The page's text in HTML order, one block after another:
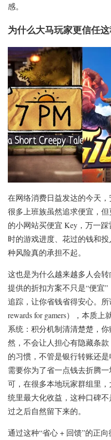
感。
为什么大马玩家更信任
在网络消费日益发达的今天
很多上班族虽然追求便宜，
的小网站买便宜 Key，万一
时的游戏进度、花过的钱和
种风险真的承担不起。
这也是为什么越来越多人会
提供的折扣方案不只是“便宜
追踪，让你省钱省得安心。
rewards for gamers），本质
系统：积分机制清清楚楚，
然，不会让人担心有隐藏条
的习惯，不管是银行转账还
需要你为了省一点钱去折腾
可，在很多本地玩家群组里
统里最大化收益，这种口碑
过之后自然留下来的。
通过这种“省心 + 回馈”的正